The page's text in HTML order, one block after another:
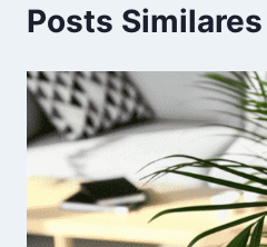
Posts Similares